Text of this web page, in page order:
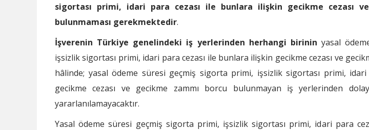
sigortası primi, idari para cezası ile bunlara ilişkin gecikme cezası
bulunmaması gerekmektedir.
İşverenin Türkiye genelindeki iş yerlerinden herhangi birinin yasal
işsizlik sigortası primi, idari para cezası ile bunlara ilişkin gecikme cezası ve
hâlinde; yasal ödeme süresi geçmiş sigorta primi, işsizlik sigortası primi,
gecikme cezası ve gecikme zammı borcu bulunmayan iş yerlerinden
yararlanılamayacaktır.
Yasal ödeme süresi geçmiş sigorta primi, işsizlik sigortası primi, idari para